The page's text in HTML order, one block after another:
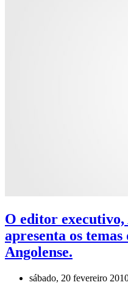
O editor
apresenta os
Angolense.
sábado, 20 fevereiro